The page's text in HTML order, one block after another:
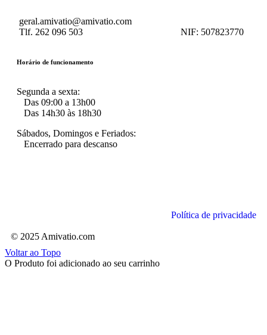
geral.amivatio@amivatio.com
Tlf. 262 096 503 NIF: 507823770
Horário de funcionamento
Segunda a sexta:
Das 09:00 a 13h00
Das 14h30 às 18h30
Sábados, Domingos e Feriados:
Encerrado para descanso
Política de privacidade
© 2025 Amivatio.com
Voltar ao Topo
O Produto foi adicionado ao seu carrinho